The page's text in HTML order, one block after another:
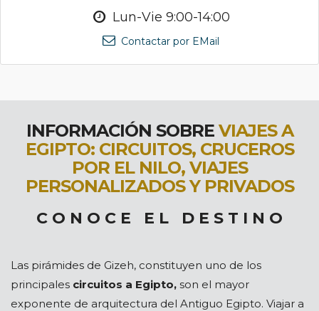
Lun-Vie 9:00-14:00
Contactar por EMail
INFORMACIÓN SOBRE VIAJES A
EGIPTO: CIRCUITOS, CRUCEROS
POR EL NILO, VIAJES
PERSONALIZADOS Y PRIVADOS
C O N O C E E L D E S T I N O
Las pirámides de Gizeh, constituyen uno de los
principales circuitos a Egipto, son el mayor
exponente de arquitectura del Antiguo Egipto. Viajar a